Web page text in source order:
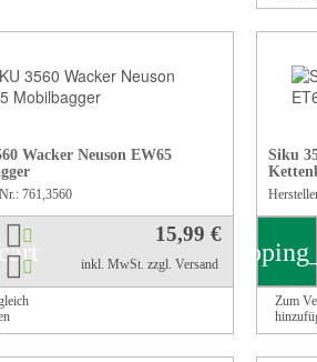
Wacker Neuson EW65
761,3560
15,99 €
inkl. MwSt. zzgl. Versand
Siku
Zum